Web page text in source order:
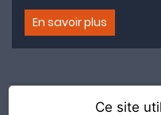
En savoir plus
Ce site